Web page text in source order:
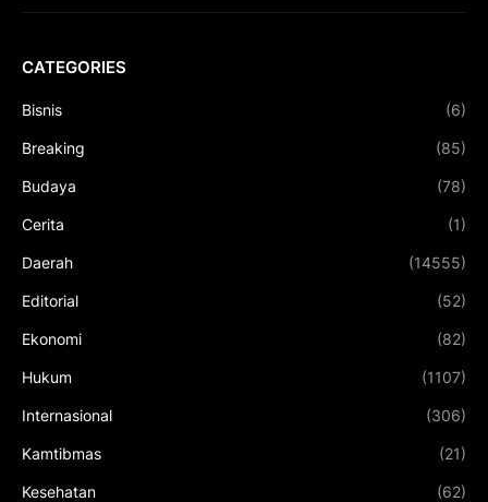
CATEGORIES
Bisnis (6)
Breaking (85)
Budaya (78)
Cerita (1)
Daerah (14555)
Editorial (52)
Ekonomi (82)
Hukum (1107)
Internasional (306)
Kamtibmas (21)
Kesehatan (62)